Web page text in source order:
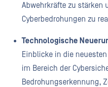
Abwehrkräfte zu stärken
Cyberbedrohungen zu
Technologische
Einblicke in die
im Bereich der
Bedrohungserkennung,